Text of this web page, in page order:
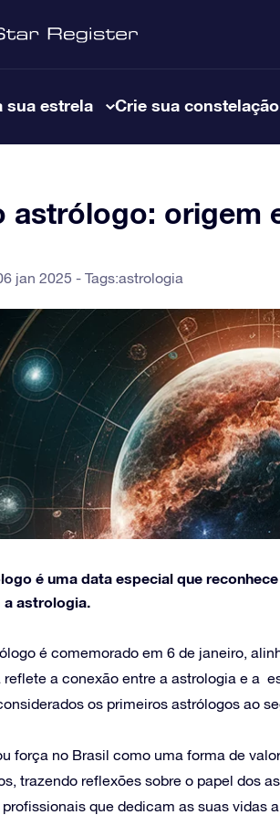
sua estrela Crie sua constelação
astrólogo: origem
jan 2025 - Tags:astrologia
é uma data especial que
astrologia.
é comemorado em 6 de janeiro,
a conexão entre a astrologia e a
os primeiros astrólogos ao
força no Brasil como uma forma de
trazendo reflexões sobre o papel dos
que dedicam as suas vidas